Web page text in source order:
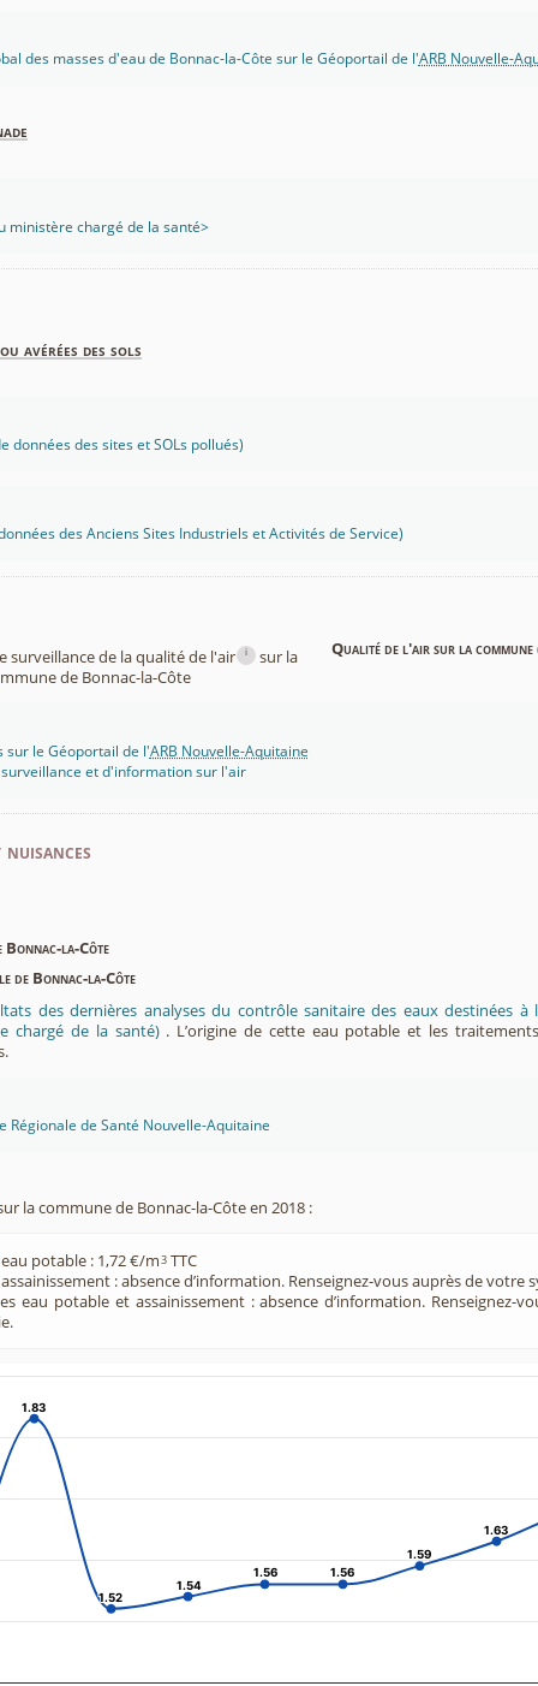
des masses d'eau de Bonnac-la-Côte sur le Géoportail de l'ARB Nouvelle-
ministère chargé de la santé>
avérées des sols
données des sites et SOLs pollués)
des Anciens Sites Industriels et Activités de Service)
surveillance de la qualité de l'air i
sur la
de Bonnac-la-Côte
Qualité de l'air sur la commune
sur le Géoportail de l'ARB Nouvelle-Aquitaine
surveillance et d'information sur l'air
Bonnac-la-Côte
de Bonnac-la-Côte
des dernières analyses du contrôle sanitaire des eaux destinées
chargé de la santé) . L’origine de cette eau potable et les
Régionale de Santé Nouvelle-Aquitaine
la commune de Bonnac-la-Côte en 2018 :
potable : 1,72 €/m3 TTC
: absence d’information. Renseignez-vous auprès de votre
eau potable et assainissement : absence d’information. Renseignez-
1.83
1.83
1.52
1.52
1.54
1.54
1.56
1.56 1.56
1.56
1.59
1.59
1.63
1.63